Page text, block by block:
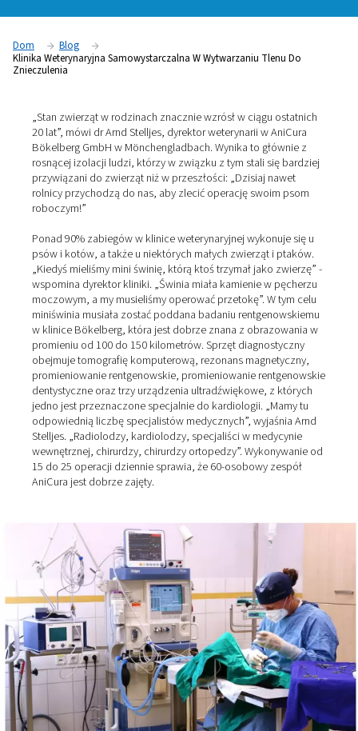
czasu na wymianie butli na placu. System tlenowy składa
ze zbiornikiem ciśnieniowym, generatora tlenu, zbiornika
O2 oraz różnych urządzeń do przetwarzania sprężonego
Dom
Blog
Klinika Weterynaryjna Samowystarczalna W Wytwarzaniu
Znieczulenia
„Stan zwierząt w rodzinach znacznie wzrósł w ciągu
20 lat”, mówi dr Arnd Stelljes, dyrektor weterynarii w
Bökelberg GmbH w Mönchengladbach. Wynika to
rosnącej izolacji ludzi, którzy w związku z tym stali się
przywiązani do zwierząt niż w przeszłości: „Dzisiaj
rolnicy przychodzą do nas, aby zlecić operację swoim
roboczym!”
Ponad 90% zabiegów w klinice weterynaryjnej
psów i kotów, a także u niektórych małych zwierząt i
„Kiedyś mieliśmy mini świnię, którą ktoś trzymał jako
wspomina dyrektor kliniki. „Świnia miała kamienie w
moczowym, a my musieliśmy operować przetokę”. W
w klinice Bökelberg, która jest dobrze znana z
promieniu od 100 do 150 kilometrów. Sprzęt
obejmuje tomografię komputerową, rezonans
promieniowanie rentgenowskie, promieniowanie
dentystyczne oraz trzy urządzenia ultradźwiękowe, z
jedno jest przeznaczone specjalnie do kardiologii.
odpowiednią liczbę specjalistów medycznych”,
Stelljes. „Radiolodzy, kardiolodzy, specjaliści w
wewnętrznej, chirurdzy, chirurdzy ortopedzy”.
15 do 25 operacji dziennie sprawia, że 60-osobowy
AniCura jest dobrze zajęty.